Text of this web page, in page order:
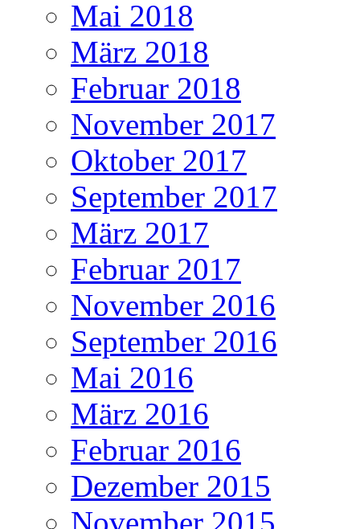
Mai 2018
März 2018
Februar 2018
November 2017
Oktober 2017
September 2017
März 2017
Februar 2017
November 2016
September 2016
Mai 2016
März 2016
Februar 2016
Dezember 2015